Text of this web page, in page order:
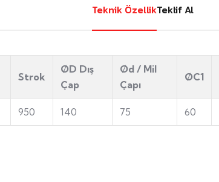
Teknik ÖzellikTeklif Al
Strok
ØD Dış
Çap
Ød / Mil
Çapı
ØC1
950 140 75 60